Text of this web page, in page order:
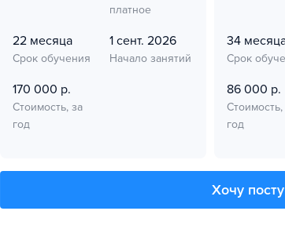
платное
22 месяца
Срок обучения
1 сент. 2026
Начало занятий
170 000 р.
Стоимость, за
год
34
Срок
86 000 р.
Стоимость,
год
Хочу